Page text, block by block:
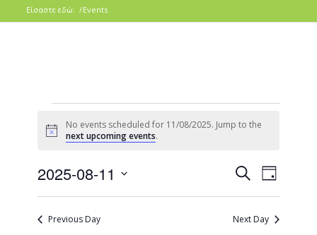
Είσαστε εδώ: /Events
Notice
No events scheduled for 11/08/2025. Jump to the
next upcoming events.
Events
Search
and
SearchEvent
Views
Day
2025-08-11
Previous Day
Next Day